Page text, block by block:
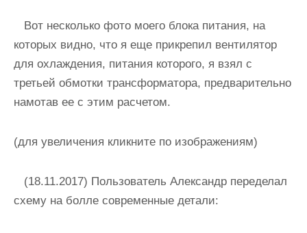
Вот несколько фото моего блока питания, на
которых видно, что я еще прикрепил вентилятор
для охлаждения, питания которого, я взял с
третьей обмотки трансформатора, предварительно
намотав ее с этим расчетом.
(для увеличения кликните по изображениям)
(18.11.2017) Пользователь Александр переделал
схему на болле современные детали: